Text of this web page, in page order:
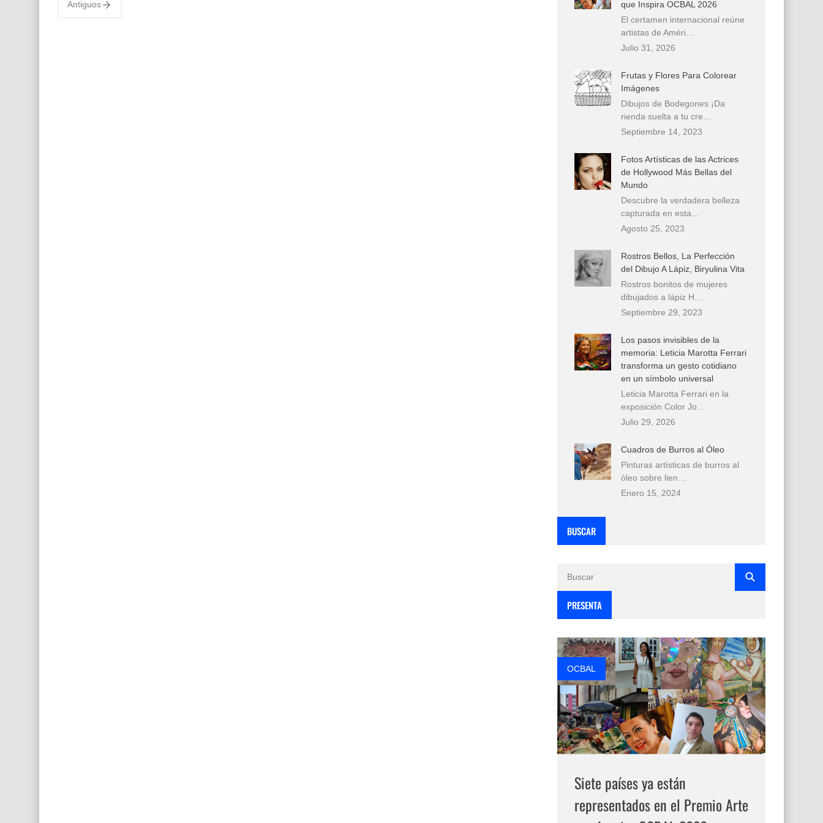
Antiguos
que Inspira OCBAL 2026
El certamen internacional reúne
artistas de Améri…
Julio 31, 2026
Frutas y Flores Para Colorear
Imágenes
Dibujos de Bodegones ¡Da
rienda suelta a tu cre…
Septiembre 14, 2023
Fotos Artísticas de las Actrices
de Hollywood Más Bellas del
Mundo
Descubre la verdadera belleza
capturada en esta…
Agosto 25, 2023
Rostros Bellos, La Perfección
del Dibujo A Lápiz, Biryulina Vita
Rostros bonitos de mujeres
dibujados a lápiz H…
Septiembre 29, 2023
Los pasos invisibles de la
memoria: Leticia Marotta Ferrari
transforma un gesto cotidiano
en un símbolo universal
Leticia Marotta Ferrari en la
exposición Color Jo…
Julio 29, 2026
Cuadros de Burros al Óleo
Pinturas artísticas de burros al
óleo sobre lien…
Enero 15, 2024
BUSCAR
PRESENTA
OCBAL
Siete países ya están
representados en el Premio Arte